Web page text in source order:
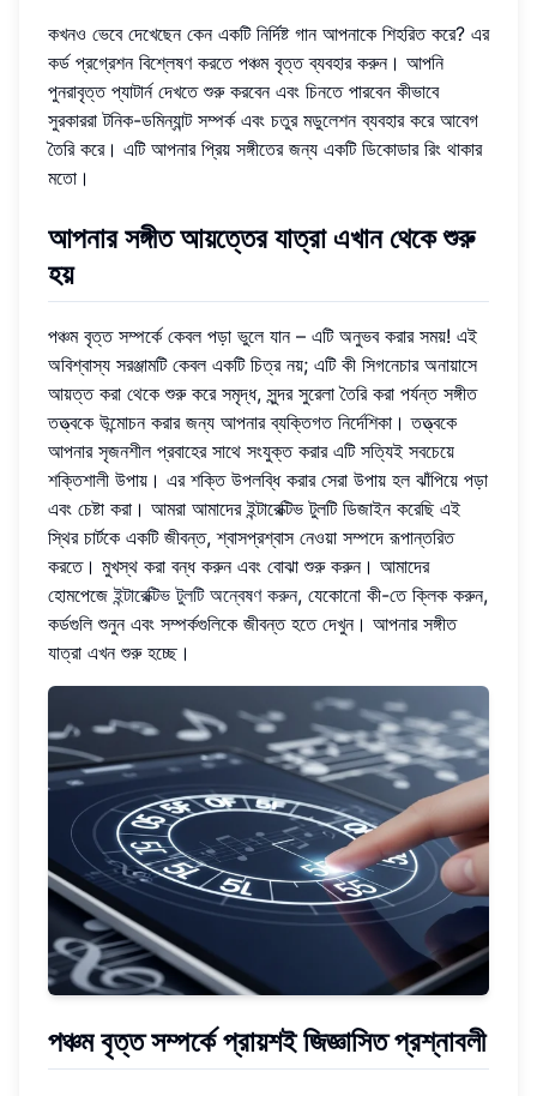
কখনও ভেবে দেখেছেন কেন একটি নির্দিষ্ট গান আপনাকে শিহরিত করে? এর
কর্ড প্রগ্রেশন বিশ্লেষণ করতে পঞ্চম বৃত্ত ব্যবহার করুন। আপনি
পুনরাবৃত্ত প্যাটার্ন দেখতে শুরু করবেন এবং চিনতে পারবেন কীভাবে
সুরকাররা টনিক-ডমিন্যান্ট সম্পর্ক এবং চতুর মডুলেশন ব্যবহার করে আবেগ
তৈরি করে। এটি আপনার প্রিয় সঙ্গীতের জন্য একটি ডিকোডার রিং থাকার
মতো।
আপনার সঙ্গীত আয়ত্তের যাত্রা এখান থেকে শুরু
হয়
পঞ্চম বৃত্ত সম্পর্কে কেবল পড়া ভুলে যান – এটি অনুভব করার সময়! এই
অবিশ্বাস্য সরঞ্জামটি কেবল একটি চিত্র নয়; এটি কী সিগনেচার অনায়াসে
আয়ত্ত করা থেকে শুরু করে সমৃদ্ধ, সুন্দর সুরেলা তৈরি করা পর্যন্ত সঙ্গীত
তত্ত্বকে উন্মোচন করার জন্য আপনার ব্যক্তিগত নির্দেশিকা। তত্ত্বকে
আপনার সৃজনশীল প্রবাহের সাথে সংযুক্ত করার এটি সত্যিই সবচেয়ে
শক্তিশালী উপায়। এর শক্তি উপলব্ধি করার সেরা উপায় হল ঝাঁপিয়ে পড়া
এবং চেষ্টা করা। আমরা আমাদের ইন্টারেক্টিভ টুলটি ডিজাইন করেছি এই
স্থির চার্টকে একটি জীবন্ত, শ্বাসপ্রশ্বাস নেওয়া সম্পদে রূপান্তরিত
করতে। মুখস্থ করা বন্ধ করুন এবং বোঝা শুরু করুন। আমাদের
হোমপেজেইন্টারেক্টিভ টুলটি অন্বেষণ করুন, যেকোনো কী-তে ক্লিক করুন,
কর্ডগুলি শুনুন এবং সম্পর্কগুলিকে জীবন্ত হতে দেখুন। আপনার সঙ্গীত
যাত্রা এখন শুরু হচ্ছে।
পঞ্চম বৃত্ত সম্পর্কে প্রায়শই জিজ্ঞাসিত প্রশ্নাবলী